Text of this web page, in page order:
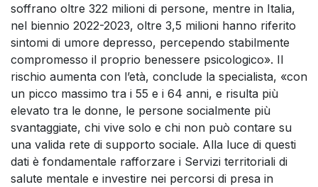
soffrano oltre 322 milioni di persone, mentre in Italia,
nel biennio 2022-2023, oltre 3,5 milioni hanno riferito
sintomi di umore depresso, percependo stabilmente
compromesso il proprio benessere psicologico». Il
rischio aumenta con l’età, conclude la specialista, «con
un picco massimo tra i 55 e i 64 anni, e risulta più
elevato tra le donne, le persone socialmente più
svantaggiate, chi vive solo e chi non può contare su
una valida rete di supporto sociale. Alla luce di questi
dati è fondamentale rafforzare i Servizi territoriali di
salute mentale e investire nei percorsi di presa in